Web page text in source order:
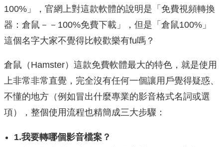
100%」，官網上對這款軟體的說明是「免費視頻轉換
器：倉鼠－－100%免費下載」，但是「倉鼠100%」
這個名字大家不覺得比較歡樂有fu嗎？
倉鼠（Hamster）這款免費軟體最大的特色，就是使用
上非常非常直覺，完全沒有任何一個讓用戶覺得疑惑、
不懂的地方（例如冒出什麼專業的影音格式名詞或選
項），整個使用流程也精簡成三大步驟：
1.我要轉哪個影音檔案？